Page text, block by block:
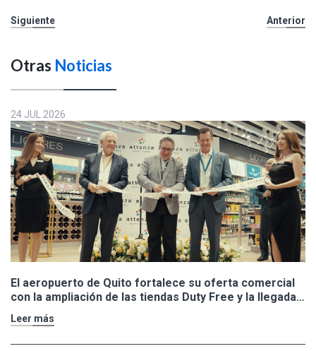
Siguiente Anterior
Otras Noticias
24 JUL 2026
El aeropuerto de Quito fortalece su oferta comercial
con la ampliación de las tiendas Duty Free y la llegada
de Polo Ralph Lauren y Adidas
Leer más